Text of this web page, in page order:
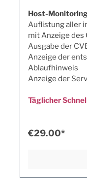
Host-
Auflistung aller
mit Anzeige des
Ausgabe der
Anzeige der
Ablaufhinweis
Anzeige der
Täglicher
€29.00*